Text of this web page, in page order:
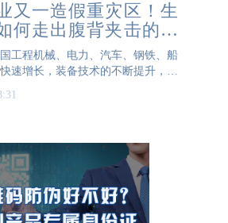
又一造假重灾区！生
何走出腹背夹击的困
工程机械、电力、汽车、钢铁、船
速增长，装备技术的不断提升，润
长，据中国润滑油网统计数据显
费总量突破千万吨，已经成为全球